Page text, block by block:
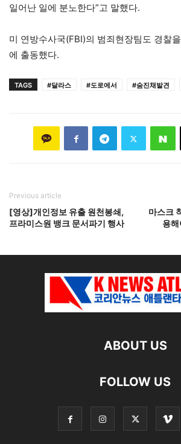
일어난 일에 분노한다”고 말했다.
미 연방수사국(FBI)의 범죄현장팀도 경찰
에 출동했다.
TAGS #달라스 #도로에서 #숨진채발견
Previous article
[영상]개인정보 유출 원천봉쇄,
프라미스원 뱅크 문서파기 행사
마스크
용
ABOUT US
FOLLOW US